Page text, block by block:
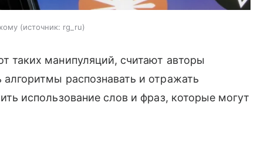
источник: rg_ru
таких манипуляций, считают авторы
распознавать и отражать
использование слов и фраз, которые могут